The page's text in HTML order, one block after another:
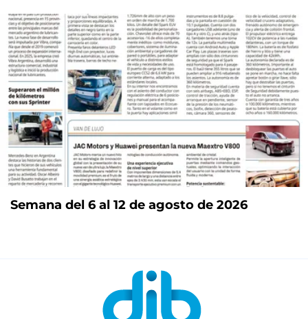
Semana del 6 al 12 de agosto de 2026